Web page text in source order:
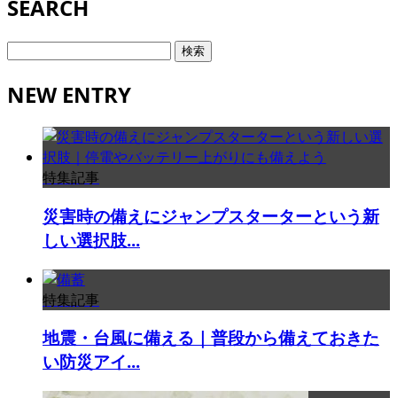
SEARCH
検
NEW ENTRY
特集記事
災害時の備えにジャンプスターターという新
しい選択肢...
特集記事
地震・台風に備える｜普段から備えておきた
い防災アイ...